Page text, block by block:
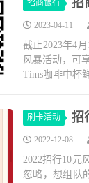
招商银行 招
2023-04-11
截止2023年4
风暴活动，可
Tims咖啡中杯
刷卡活动 招
2022-12-08
2022招行10元
忽略，想组队